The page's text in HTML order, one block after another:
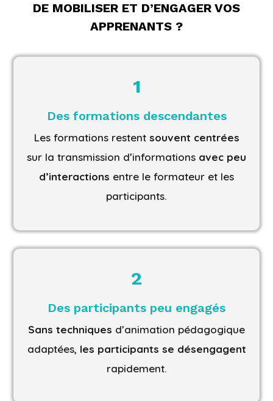
DE MOBILISER ET D’ENGAGER VOS
APPRENANTS ?
1
Des formations descendantes
Les formations restent souvent centrées
sur la transmission d’informations avec peu
d’interactions entre le formateur et les
participants.
2
Des participants peu engagés
Sans techniques d’animation pédagogique
adaptées, les participants se désengagent
rapidement.